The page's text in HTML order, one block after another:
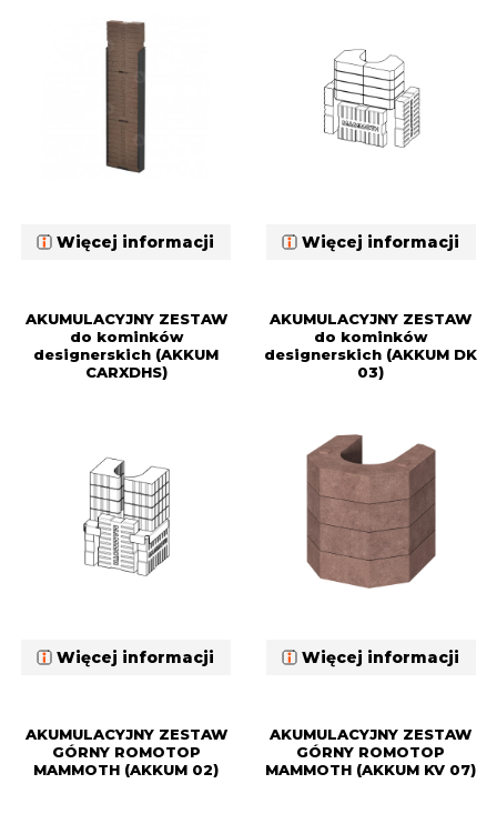
Więcej informacji Więcej informacji
AKUMULACYJNY ZESTAW
do kominków
designerskich (AKKUM
CARXDHS)
Więcej informacji
AKUMULACYJNY ZESTAW
do kominków
designerskich (AKKUM DK
03)
Więcej informacji
AKUMULACYJNY ZESTAW
GÓRNY ROMOTOP
MAMMOTH (AKKUM 02)
AKUMULACYJNY ZESTAW
GÓRNY ROMOTOP
MAMMOTH (AKKUM KV 07)